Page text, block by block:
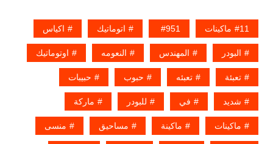
11ماكينات 951 اتوماتيك اكياس
البودر المهندس النعومه اوتوماتيك
تعبئة تعبئه حبوب حبيبات
شديد في للبودر ماركة
ماكينات ماكينة مساحيق منسى